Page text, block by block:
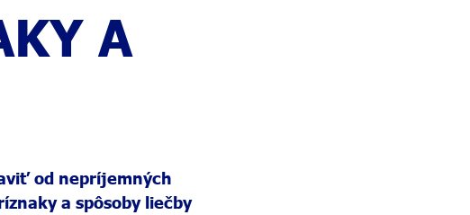
A
od nepríjemných
a spôsoby liečby